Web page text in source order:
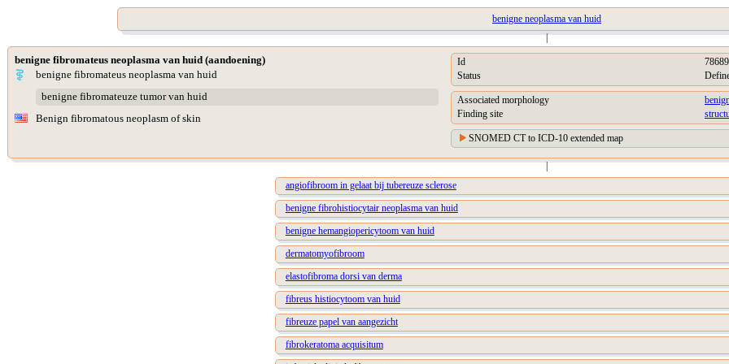
benigne neoplasma van huid
|
benigne fibromateus neoplasma van huid (aandoening)
benigne fibromateus neoplasma van huid
benigne fibromateuze tumor van huid
Benign fibromatous neoplasm of skin
Id
Status
Associated morphology
Finding site
SNOMED CT to ICD-10 extended map
|
angiofibroom in gelaat bij tubereuze sclerose
benigne fibrohistiocytair neoplasma van huid
benigne hemangiopericytoom van huid
dermatomyofibroom
elastofibroma dorsi van derma
fibreus histiocytoom van huid
fibreuze papel van aangezicht
fibrokeratoma acquisitum